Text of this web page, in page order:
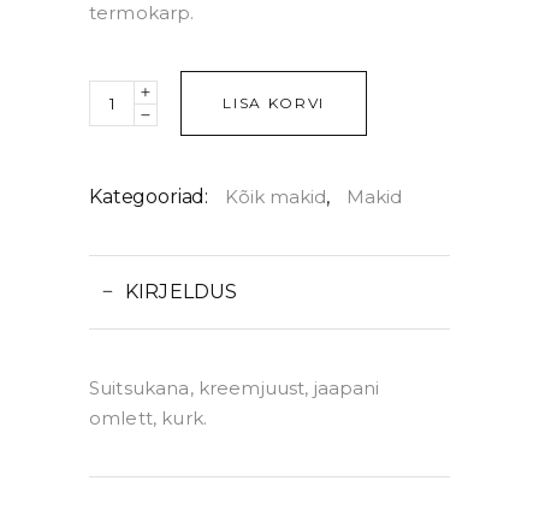
termokarp.
Quantity LISA KORVI
Kategooriad: Kõik makid, Makid
KIRJELDUS
Suitsukana, kreemjuust, jaapani
omlett, kurk.